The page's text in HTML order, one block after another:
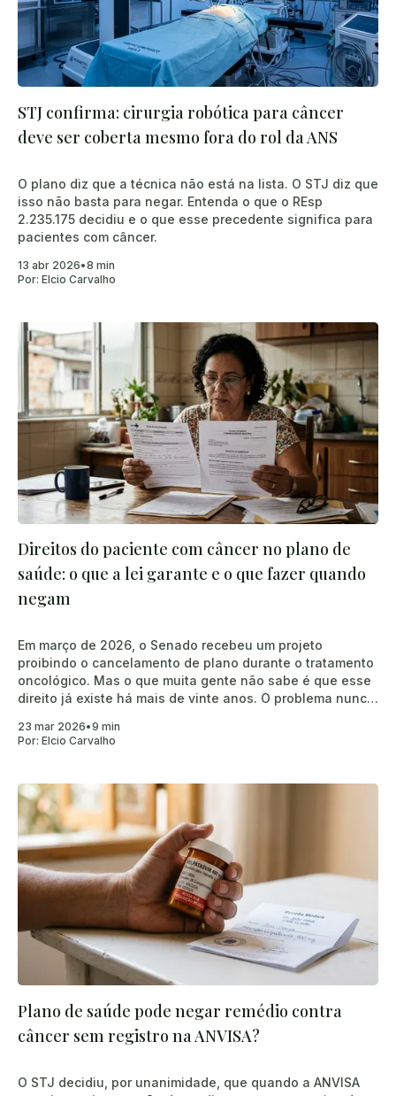
STJ confirma: cirurgia robótica para câncer
deve ser coberta mesmo fora do rol da ANS
O plano diz que a técnica não está na lista. O STJ diz que
isso não basta para negar. Entenda o que o REsp
2.235.175 decidiu e o que esse precedente significa para
pacientes com câncer.
13 abr 2026•8 min
Por: Elcio Carvalho
Direitos do paciente com câncer no plano de
saúde: o que a lei garante e o que fazer quando
negam
Em março de 2026, o Senado recebeu um projeto
proibindo o cancelamento de plano durante o tratamento
oncológico. Mas o que muita gente não sabe é que esse
direito já existe há mais de vinte anos. O problema nunca
você não sabe o que a lei diz.
23 mar 2026•9 min
Por: Elcio Carvalho
Plano de saúde pode negar remédio contra
câncer sem registro na ANVISA?
O STJ decidiu, por unanimidade, que quando a ANVISA